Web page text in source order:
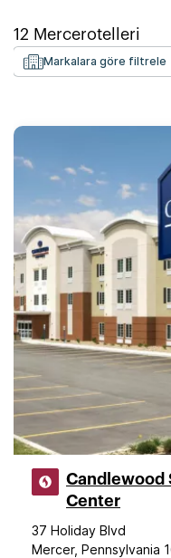
12 Mercerotelleri
Markalara göre filtrele
Candlewood
Center
37 Holiday Blvd
Mercer, Pennsylvania